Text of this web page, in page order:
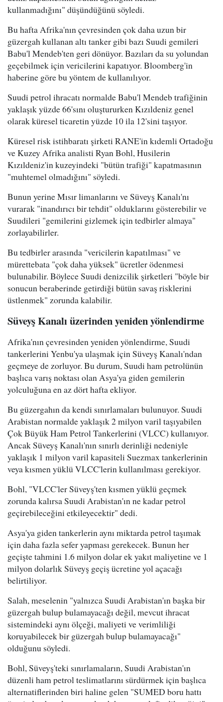
kullanmadığını" düşündüğünü söyledi.
Bu hafta Afrika'nın çevresinden çok daha uzun bir
güzergah kullanan altı tanker gibi bazı Suudi gemileri
Babu'l Mendeb'ten geri dönüyor. Bazıları da su yolundan
geçebilmek için vericilerini kapatıyor. Bloomberg'in
haberine göre bu yöntem de kullanılıyor.
Suudi petrol ihracatı normalde Babu'l Mendeb trafiğinin
yaklaşık yüzde 66'sını oluştururken Kızıldeniz genel
olarak küresel ticaretin yüzde 10 ila 12'sini taşıyor.
Küresel risk istihbaratı şirketi RANE'in kıdemli Ortadoğu
ve Kuzey Afrika analisti Ryan Bohl, Husilerin
Kızıldeniz'in kuzeyindeki "bütün trafiği" kapatmasının
"muhtemel olmadığını" söyledi.
Bunun yerine Mısır limanlarını ve Süveyş Kanalı'nı
vurarak "inandırıcı bir tehdit" olduklarını gösterebilir ve
Suudileri "gemilerini gizlemek için tedbirler almaya"
zorlayabilirler.
Bu tedbirler arasında "vericilerin kapatılması" ve
mürettebata "çok daha yüksek" ücretler ödenmesi
bulunabilir. Böylece Suudi denizcilik şirketleri "böyle bir
sonucun beraberinde getirdiği bütün savaş risklerini
üstlenmek" zorunda kalabilir.
Süveyş Kanalı üzerinden yeniden yönlendirme
Afrika'nın çevresinden yeniden yönlendirme, Suudi
tankerlerini Yenbu'ya ulaşmak için Süveyş Kanalı'ndan
geçmeye de zorluyor. Bu durum, Suudi ham petrolünün
başlıca varış noktası olan Asya'ya giden gemilerin
yolculuğuna en az dört hafta ekliyor.
Bu güzergahın da kendi sınırlamaları bulunuyor. Suudi
Arabistan normalde yaklaşık 2 milyon varil taşıyabilen
Çok Büyük Ham Petrol Tankerlerini (VLCC) kullanıyor.
Ancak Süveyş Kanalı'nın sınırlı derinliği nedeniyle
yaklaşık 1 milyon varil kapasiteli Suezmax tankerlerinin
veya kısmen yüklü VLCC'lerin kullanılması gerekiyor.
Bohl, "VLCC'ler Süveyş'ten kısmen yüklü geçmek
zorunda kalırsa Suudi Arabistan'ın ne kadar petrol
geçirebileceğini etkileyecektir" dedi.
Asya'ya giden tankerlerin aynı miktarda petrol taşımak
için daha fazla sefer yapması gerekecek. Bunun her
geçişte tahmini 1.6 milyon dolar ek yakıt maliyetine ve 1
milyon dolarlık Süveyş geçiş ücretine yol açacağı
belirtiliyor.
Salah, meselenin "yalnızca Suudi Arabistan'ın başka bir
güzergah bulup bulamayacağı değil, mevcut ihracat
sistemindeki aynı ölçeği, maliyeti ve verimliliği
koruyabilecek bir güzergah bulup bulamayacağı"
olduğunu söyledi.
Bohl, Süveyş'teki sınırlamaların, Suudi Arabistan'ın
düzenli ham petrol teslimatlarını sürdürmek için başlıca
alternatiflerinden biri haline gelen "SUMED boru hattı